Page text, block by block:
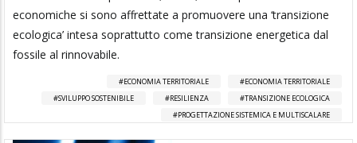
economiche si sono affrettate a promuovere una ‘transizione
ecologica’ intesa soprattutto come transizione energetica dal
fossile al rinnovabile.
ECONOMIA TERRITORIALE
ECONOMIA TERRITORIALE
SVILUPPO SOSTENIBILE
RESILIENZA
TRANSIZIONE ECOLOGICA
PROGETTAZIONE SISTEMICA E MULTISCALARE